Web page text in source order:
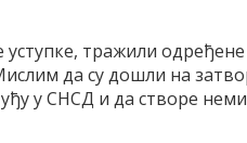
тражили одређене
да су дошли на
у СНСД и да створе